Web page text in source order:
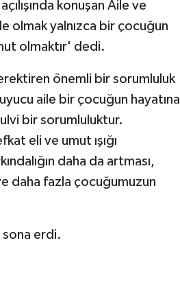
konuşan Aile ve
olmak yalnızca bir çocuğun
olmaktır' dedi.
önemli bir sorumluluk
aile bir çocuğun hayatına
bir sorumluluktur.
eli ve umut ışığı
daha da artması,
daha fazla çocuğumuzun
erdi.